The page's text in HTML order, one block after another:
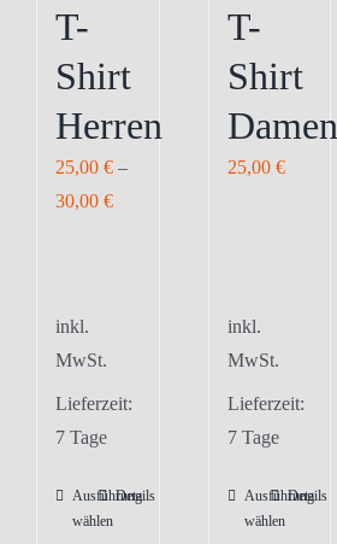
T-
Shirt
Herren
25,00 € –
30,00 €
inkl.
MwSt.
Lieferzeit:
7 Tage
Ausführung
wählen
Dieses
Produkt
Details
T-
Shirt
Damen
25,00 €
inkl.
MwSt.
Lieferzeit:
7 Tage
Ausführung
wählen
Dieses
Produkt
Details